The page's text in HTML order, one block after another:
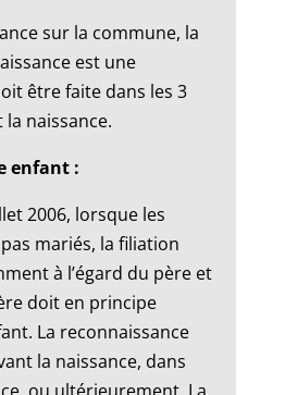
sur la commune, la
est une
être faite dans les 3
naissance.
enfant :
2006, lorsque les
mariés, la filiation
à l’égard du père et
doit en principe
La reconnaissance
la naissance, dans